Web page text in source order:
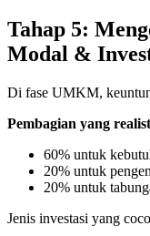
Tahap 5:
Modal &
Di fase UMKM,
Pembagian yang
60% untuk
20% untuk
20% untuk
Jenis investasi yang